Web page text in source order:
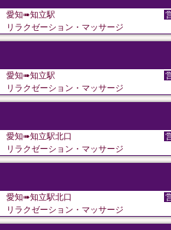
愛知➠知立駅
リラクゼーション・マッサージ
愛知➠知立駅
リラクゼーション・マッサージ
愛知➠知立駅北口
リラクゼーション・マッサージ
愛知➠知立駅北口
リラクゼーション・マッサージ